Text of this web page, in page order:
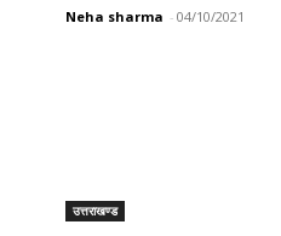
Neha sharma - 04/10/2021
उत्तराखण्ड